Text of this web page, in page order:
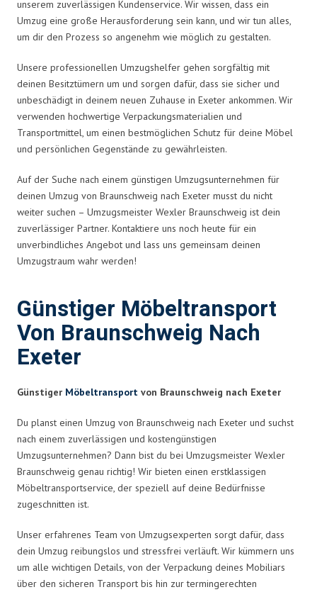
unserem zuverlässigen Kundenservice. Wir wissen, dass ein
Umzug eine große Herausforderung sein kann, und wir tun alles,
um dir den Prozess so angenehm wie möglich zu gestalten.
Unsere professionellen Umzugshelfer gehen sorgfältig mit
deinen Besitztümern um und sorgen dafür, dass sie sicher und
unbeschädigt in deinem neuen Zuhause in Exeter ankommen. Wir
verwenden hochwertige Verpackungsmaterialien und
Transportmittel, um einen bestmöglichen Schutz für deine Möbel
und persönlichen Gegenstände zu gewährleisten.
Auf der Suche nach einem günstigen Umzugsunternehmen für
deinen Umzug von Braunschweig nach Exeter musst du nicht
weiter suchen – Umzugsmeister Wexler Braunschweig ist dein
zuverlässiger Partner. Kontaktiere uns noch heute für ein
unverbindliches Angebot und lass uns gemeinsam deinen
Umzugstraum wahr werden!
Günstiger Möbeltransport
Von Braunschweig Nach
Exeter
Günstiger Möbeltransport von Braunschweig nach Exeter
Du planst einen Umzug von Braunschweig nach Exeter und suchst
nach einem zuverlässigen und kostengünstigen
Umzugsunternehmen? Dann bist du bei Umzugsmeister Wexler
Braunschweig genau richtig! Wir bieten einen erstklassigen
Möbeltransportservice, der speziell auf deine Bedürfnisse
zugeschnitten ist.
Unser erfahrenes Team von Umzugsexperten sorgt dafür, dass
dein Umzug reibungslos und stressfrei verläuft. Wir kümmern uns
um alle wichtigen Details, von der Verpackung deines Mobiliars
über den sicheren Transport bis hin zur termingerechten